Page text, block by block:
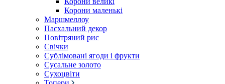
Корони маленькі
Маршмеллоу
Пасхальний декор
Повітряний рис
Свічки
Сублімовані ягоди і фрукти
Сусальне золото
Сухоцвіти